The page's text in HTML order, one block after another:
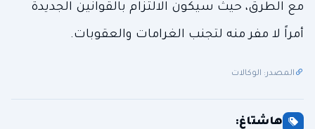
مع الطرق، حيث سيكون الالتزام بالقوانين الجديدة
أمراً لا مفر منه لتجنب الغرامات والعقوبات.
المصدر: الوكالات
هاشتاغ: